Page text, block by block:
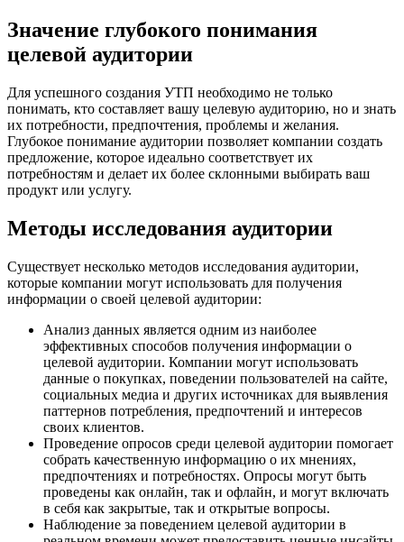
Значение глубокого понимания
целевой аудитории
Для успешного создания УТП необходимо не только
понимать, кто составляет вашу целевую аудиторию, но и знать
их потребности, предпочтения, проблемы и желания.
Глубокое понимание аудитории позволяет компании создать
предложение, которое идеально соответствует их
потребностям и делает их более склонными выбирать ваш
продукт или услугу.
Методы исследования аудитории
Существует несколько методов исследования аудитории,
которые компании могут использовать для получения
информации о своей целевой аудитории:
Анализ данных является одним из наиболее
эффективных способов получения информации о
целевой аудитории. Компании могут использовать
данные о покупках, поведении пользователей на сайте,
социальных медиа и других источниках для выявления
паттернов потребления, предпочтений и интересов
своих клиентов.
Проведение опросов среди целевой аудитории помогает
собрать качественную информацию о их мнениях,
предпочтениях и потребностях. Опросы могут быть
проведены как онлайн, так и офлайн, и могут включать
в себя как закрытые, так и открытые вопросы.
Наблюдение за поведением целевой аудитории в